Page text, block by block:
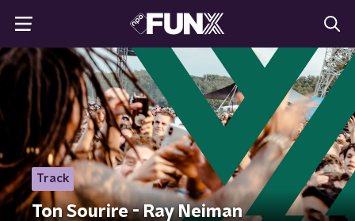
Track
Ton Sourire - Ray Neiman